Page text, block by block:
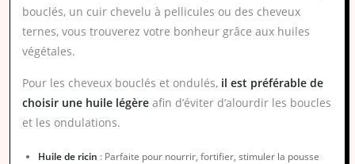
bouclés, un cuir chevelu à pellicules ou des cheveux
ternes, vous trouverez votre bonheur grâce aux huiles
végétales.
Pour les cheveux bouclés et ondulés, il est préférable de
choisir une huile légère afin d’éviter d’alourdir les boucles
et les ondulations.
Huile de ricin : Parfaite pour nourrir, fortifier, stimuler la pousse